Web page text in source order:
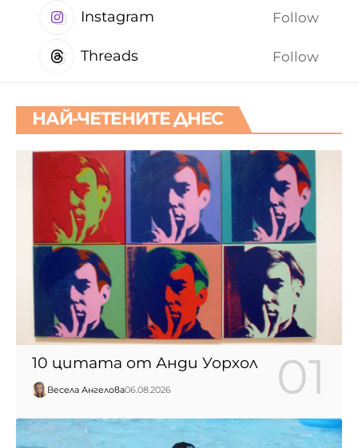
Instagram Follow
Threads Follow
НАЙ-ЧЕТЕНИТЕ ДНЕС
10 цитата от Анди Уорхол
Весела Ангелова06.08.2026